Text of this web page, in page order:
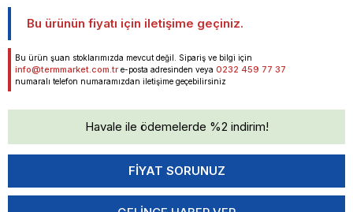
Bu ürünün fiyatı için iletişime geçiniz.
Bu ürün şuan stoklarımızda mevcut değil. Sipariş ve bilgi için
info@termmarket.com.tr e-posta adresinden veya 0232 459 77 37
numaralı telefon numaramızdan iletişime geçebilirsiniz
Havale ile ödemelerde %2 indirim!